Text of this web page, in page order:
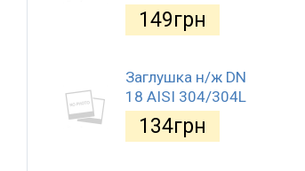
149грн
Заглушка н/ж DN
18 AISI 304/304L
134грн